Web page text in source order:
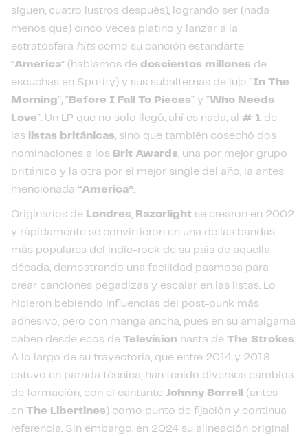
siguen, cuatro lustros después), logrando ser (nada
menos que) cinco veces platino y lanzar a la
estratosfera hitscomo su canción estandarte
“America” (hablamos de doscientos millones de
escuchas en Spotify) y sus subalternas de lujo “In The
Morning”, “ Before I Fall To Pieces” y “Who Needs
Love”. Un LP que no solo llegó, ahí es nada, al # 1 de
las listas británicas, sino que también cosechó dos
nominaciones a los Brit Awards, una por mejor grupo
británico y la otra por el mejor single del año, la antes
mencionada “America”.
Originarios de Londres, Razorlight se crearon en 2002
y rápidamente se convirtieron en una de las bandas
más populares del indie-rock de su país de aquella
década, demostrando una facilidad pasmosa para
crear canciones pegadizas y escalar en las listas. Lo
hicieron bebiendo influencias del post-punk más
adhesivo, pero con manga ancha, pues en su amalgama
caben desde ecos de Television hasta de The Strokes.
A lo largo de su trayectoria, que entre 2014 y 2018
estuvo en parada técnica, han tenido diversos cambios
de formación, con el cantante Johnny Borrell
(antes
en The Libertines ) como punto de fijación y continua
referencia. Sin embargo, en 2024 su alineación original